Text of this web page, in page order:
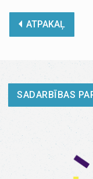
ATPAKAĻ
SADARBĪBAS